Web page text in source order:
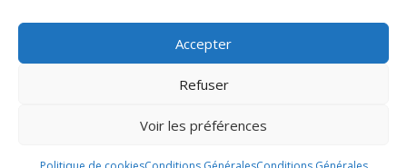
Accepter
Refuser
Voir les préférences